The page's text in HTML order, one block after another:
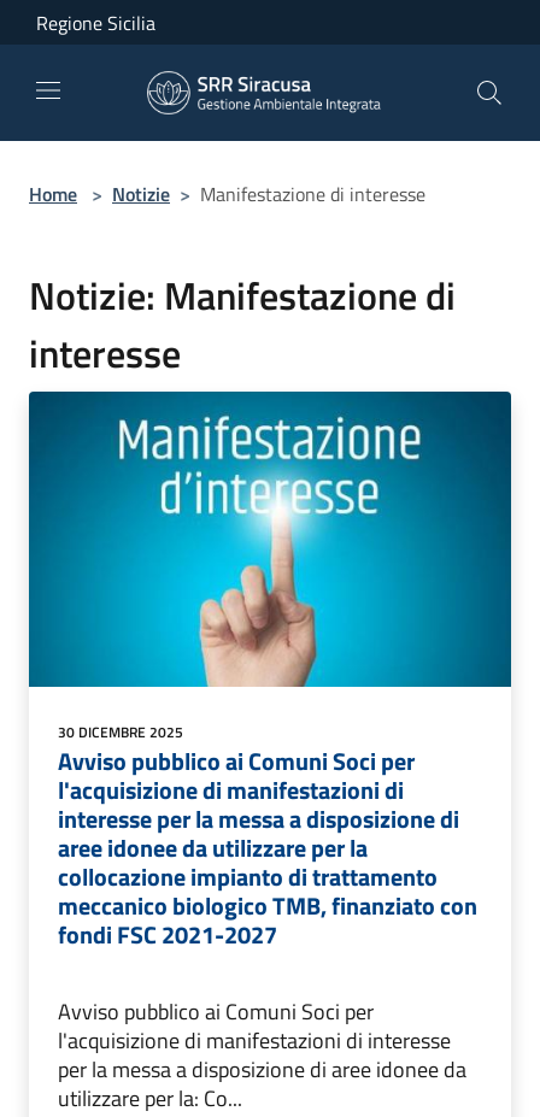
Salta al contenuto principale
Regione Sicilia
Home > Notizie > Manifestazione di interesse
Notizie: Manifestazione di
interesse
30 DICEMBRE 2025
Avviso pubblico ai Comuni Soci per
l'acquisizione di manifestazioni di
interesse per la messa a disposizione di
aree idonee da utilizzare per la
collocazione impianto di trattamento
meccanico biologico TMB, finanziato con
fondi FSC 2021-2027
Avviso pubblico ai Comuni Soci per
l'acquisizione di manifestazioni di interesse
per la messa a disposizione di aree idonee da
utilizzare per la: Co...